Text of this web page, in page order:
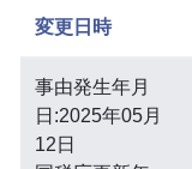
変更日時
事由発生年月
日:2025年05月
12日